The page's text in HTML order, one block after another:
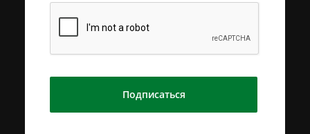
Подписаться